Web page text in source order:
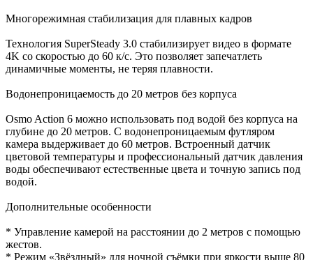
Многорежимная стабилизация для плавных кадров
Технология SuperSteady 3.0 стабилизирует видео в формате
4K со скоростью до 60 к/с. Это позволяет запечатлеть
динамичные моменты, не теряя плавности.
Водонепроницаемость до 20 метров без корпуса
Osmo Action 6 можно использовать под водой без корпуса на
глубине до 20 метров. С водонепроницаемым футляром
камера выдерживает до 60 метров. Встроенный датчик
цветовой температуры и профессиональный датчик давления
воды обеспечивают естественные цвета и точную запись под
водой.
Дополнительные особенности
* Управление камерой на расстоянии до 2 метров с помощью
жестов.
* Режим «Звёздный» для ночной съёмки при яркости выше 80